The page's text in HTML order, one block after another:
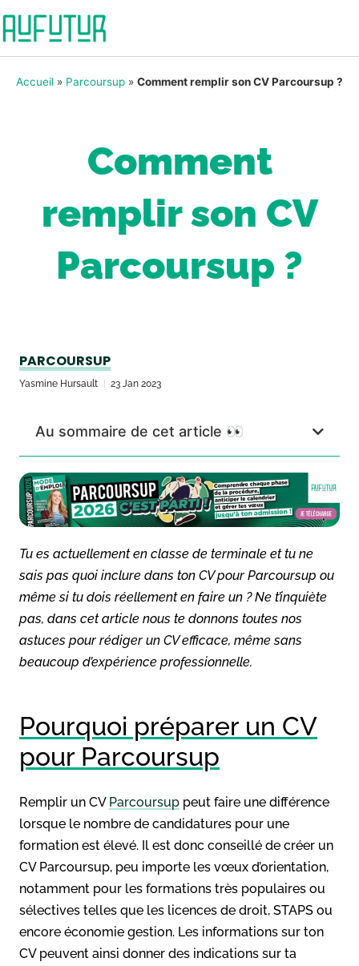
Accueil » Parcoursup » Comment remplir son CV Parcoursup ?
Comment
remplir son CV
Parcoursup ?
PARCOURSUP
Yasmine Hursault 23 Jan 2023
Au sommaire de cet article 👀
Tu es actuellement en classe de terminale et tu ne
sais pas quoi inclure dans ton CV pour Parcoursup ou
même si tu dois réellement en faire un ? Ne t’inquiète
pas, dans cet article nous te donnons toutes nos
astuces pour rédiger un CV efficace, même sans
beaucoup d’expérience professionnelle.
Pourquoi préparer un CV
pour Parcoursup
Remplir un CV Parcoursup peut faire une différence
lorsque le nombre de candidatures pour une
formation est élevé. Il est donc conseillé de créer un
CV Parcoursup, peu importe les vœux d’orientation,
notamment pour les formations très populaires ou
sélectives telles que les licences de droit, STAPS ou
encore économie gestion. Les informations sur ton
CV peuvent ainsi donner des indications sur ta